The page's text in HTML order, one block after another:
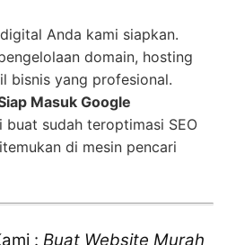
Anda kami siapkan.
domain, hosting
bisnis yang profesional.
Masuk Google
buat sudah teroptimasi SEO
di mesin pencari
: Buat Website Murah